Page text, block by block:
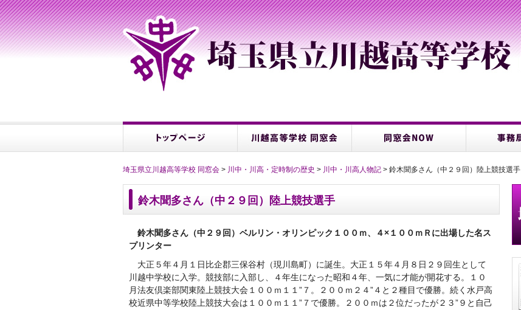
埼玉県立川越高等学校 同窓会 > 川中・川高・定時制の歴史 > 川中・川高人物記 > 鈴木聞多さん（中２９回）陸上競技選手
鈴木聞多さん（中２９回）陸上競技選手
鈴木聞多さん（中２９回）ベルリン・オリンピック１００ｍ、４×１００ｍＲに出場した名ス
プリンター
大正５年４月１日比企郡三保谷村（現川島町）に誕生。大正１５年４月８日２９回生として
川越中学校に入学。競技部に入部し、４年生になった昭和４年、一気に才能が開花する。１０
月法友倶楽部関東陸上競技大会１００ｍ１１”７。２００ｍ２４”４と２種目で優勝。続く水戸高
校近県中等学校陸上競技大会は１００ｍ１１”７で優勝。２００ｍは２位だったが２３”９と自己